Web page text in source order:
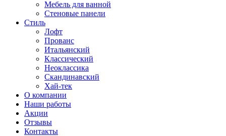
Мебель для ванной
Стеновые панели
Стиль
Лофт
Прованс
Итальянский
Классический
Неоклассика
Скандинавский
Хай-тек
О компании
Наши работы
Акции
Отзывы
Контакты